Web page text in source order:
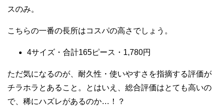
スのみ。
こちらの一番の長所はコスパの高さでしょう。
4サイズ・合計165ピース・1,780円
ただ気になるのが、耐久性・使いやすさを指摘する評価が
チラホラとあること。とはいえ、総合評価はとても高いの
で、稀にハズレがあるのか…！？